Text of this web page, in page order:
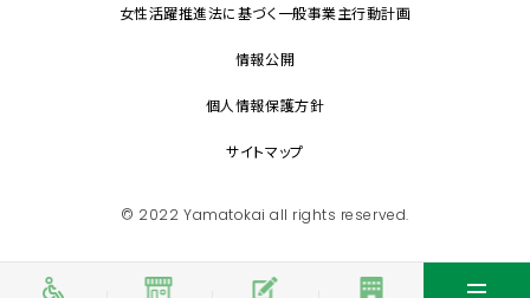
女性活躍推進法に基づく一般事業主行動計画
情報公開
個人情報保護方針
サイトマップ
© 2022 Yamatokai all rights reserved.